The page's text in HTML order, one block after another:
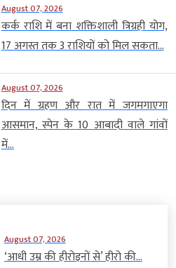
August 07, 2026
कर्क राशि में बना शक्तिशाली त्रिग्रही योग,
17 अगस्त तक 3 राशियों को मिल सकता...
August 07, 2026
दिन में ग्रहण और रात में जगमगाएगा
आसमान, स्पेन के 10 आबादी वाले गांवों
में...
August 07, 2026
‘आधी उम्र की हीरोइनों से’ हीरो की...